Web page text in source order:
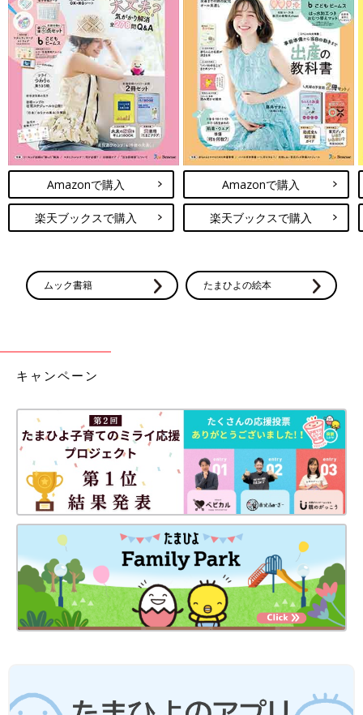
Amazonで購入
楽天ブックスで購入
Amazonで購入
楽天ブックスで購入
ムック書籍 たまひよの絵本
キャンペーン